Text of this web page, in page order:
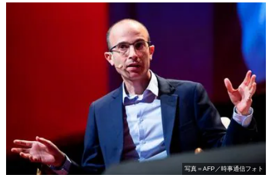
写真＝AFP／時事通信フォト